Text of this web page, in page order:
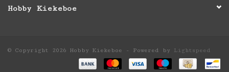
Hobby Kiekeboe
© Copyright 2026 Hobby Kiekeboe - Powered by Lightspeed